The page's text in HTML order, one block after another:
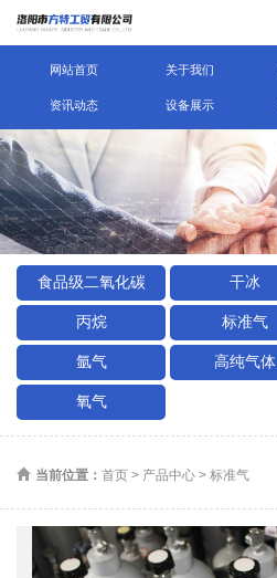
网站首页 关于我们
资讯动态 设备展示
食品级二氧化碳 干冰
丙烷 标准气
氩气 高纯气体
氧气
当前位置： 首页 > 产品中心 > 标准气